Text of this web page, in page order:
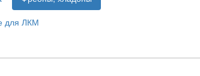
для ЛКМ